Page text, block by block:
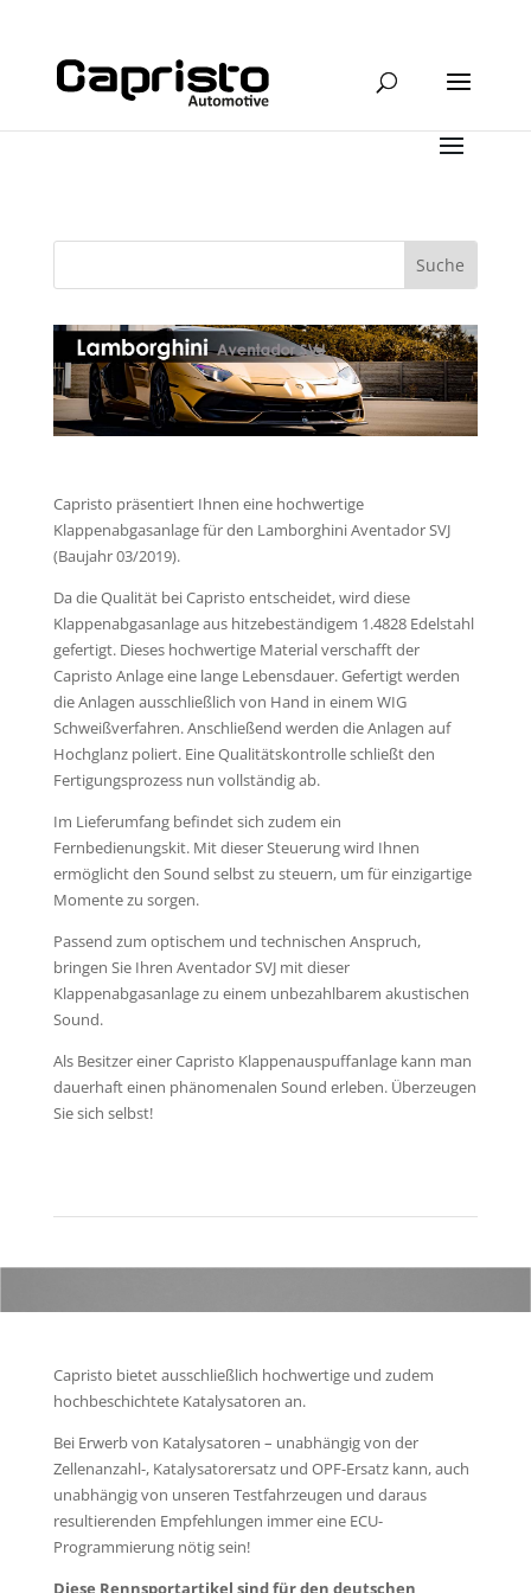
Capristo präsentiert Ihnen eine hochwertige
Klappenabgasanlage für den Lamborghini Aventador SVJ
(Baujahr 03/2019).
Da die Qualität bei Capristo entscheidet, wird diese
Klappenabgasanlage aus hitzebeständigem 1.4828 Edelstahl
gefertigt. Dieses hochwertige Material verschafft der
Capristo Anlage eine lange Lebensdauer. Gefertigt werden
die Anlagen ausschließlich von Hand in einem WIG
Schweißverfahren. Anschließend werden die Anlagen auf
Hochglanz poliert. Eine Qualitätskontrolle schließt den
Fertigungsprozess nun vollständig ab.
Im Lieferumfang befindet sich zudem ein
Fernbedienungskit. Mit dieser Steuerung wird Ihnen
ermöglicht den Sound selbst zu steuern, um für einzigartige
Momente zu sorgen.
Passend zum optischem und technischen Anspruch,
bringen Sie Ihren Aventador SVJ mit dieser
Klappenabgasanlage zu einem unbezahlbarem akustischen
Sound.
Als Besitzer einer Capristo Klappenauspuffanlage kann man
dauerhaft einen phänomenalen Sound erleben. Überzeugen
Sie sich selbst!
Capristo bietet ausschließlich hochwertige und zudem
hochbeschichtete Katalysatoren an.
Bei Erwerb von Katalysatoren – unabhängig von der
Zellenanzahl-, Katalysatorersatz und OPF-Ersatz kann, auch
unabhängig von unseren Testfahrzeugen und daraus
resultierenden Empfehlungen immer eine ECU-
Programmierung nötig sein!
Diese Rennsportartikel sind für den deut­schen